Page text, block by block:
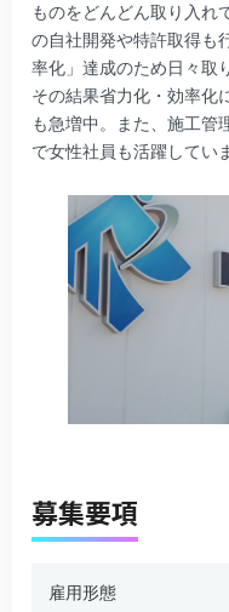
ものをどんどん取り入れ
の自社開発や特許取得も
率化」達成のため日々取
その結果省力化・効率化
も急増中。また、施工管
で女性社員も活躍してい
募集要項
雇用形態